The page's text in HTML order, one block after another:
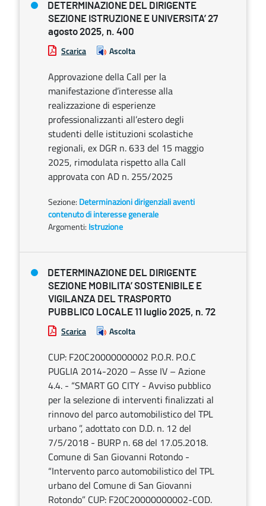
DETERMINAZIONE DEL DIRIGENTE
SEZIONE ISTRUZIONE E UNIVERSITA’ 27
agosto 2025, n. 400
Scarica Ascolta
Approvazione della Call per la
manifestazione d’interesse alla
realizzazione di esperienze
professionalizzanti all’estero degli
studenti delle istituzioni scolastiche
regionali, ex DGR n. 633 del 15 maggio
2025, rimodulata rispetto alla Call
approvata con AD n. 255/2025
Sezione: Determinazioni dirigenziali aventi
contenuto di interesse generale
Argomenti: Istruzione
DETERMINAZIONE DEL DIRIGENTE
SEZIONE MOBILITA’ SOSTENIBILE E
VIGILANZA DEL TRASPORTO
PUBBLICO LOCALE 11 luglio 2025, n. 72
Scarica Ascolta
CUP: F20C20000000002 P.O.R. P.O.C
PUGLIA 2014-2020 – Asse IV – Azione
4.4. - “SMART GO CITY - Avviso pubblico
per la selezione di interventi finalizzati al
rinnovo del parco automobilistico del TPL
urbano ”, adottato con D.D. n. 12 del
7/5/2018 - BURP n. 68 del 17.05.2018.
Comune di San Giovanni Rotondo -
“Intervento parco automobilistico del TPL
urbano del Comune di San Giovanni
Rotondo” CUP: F20C20000000002-COD.